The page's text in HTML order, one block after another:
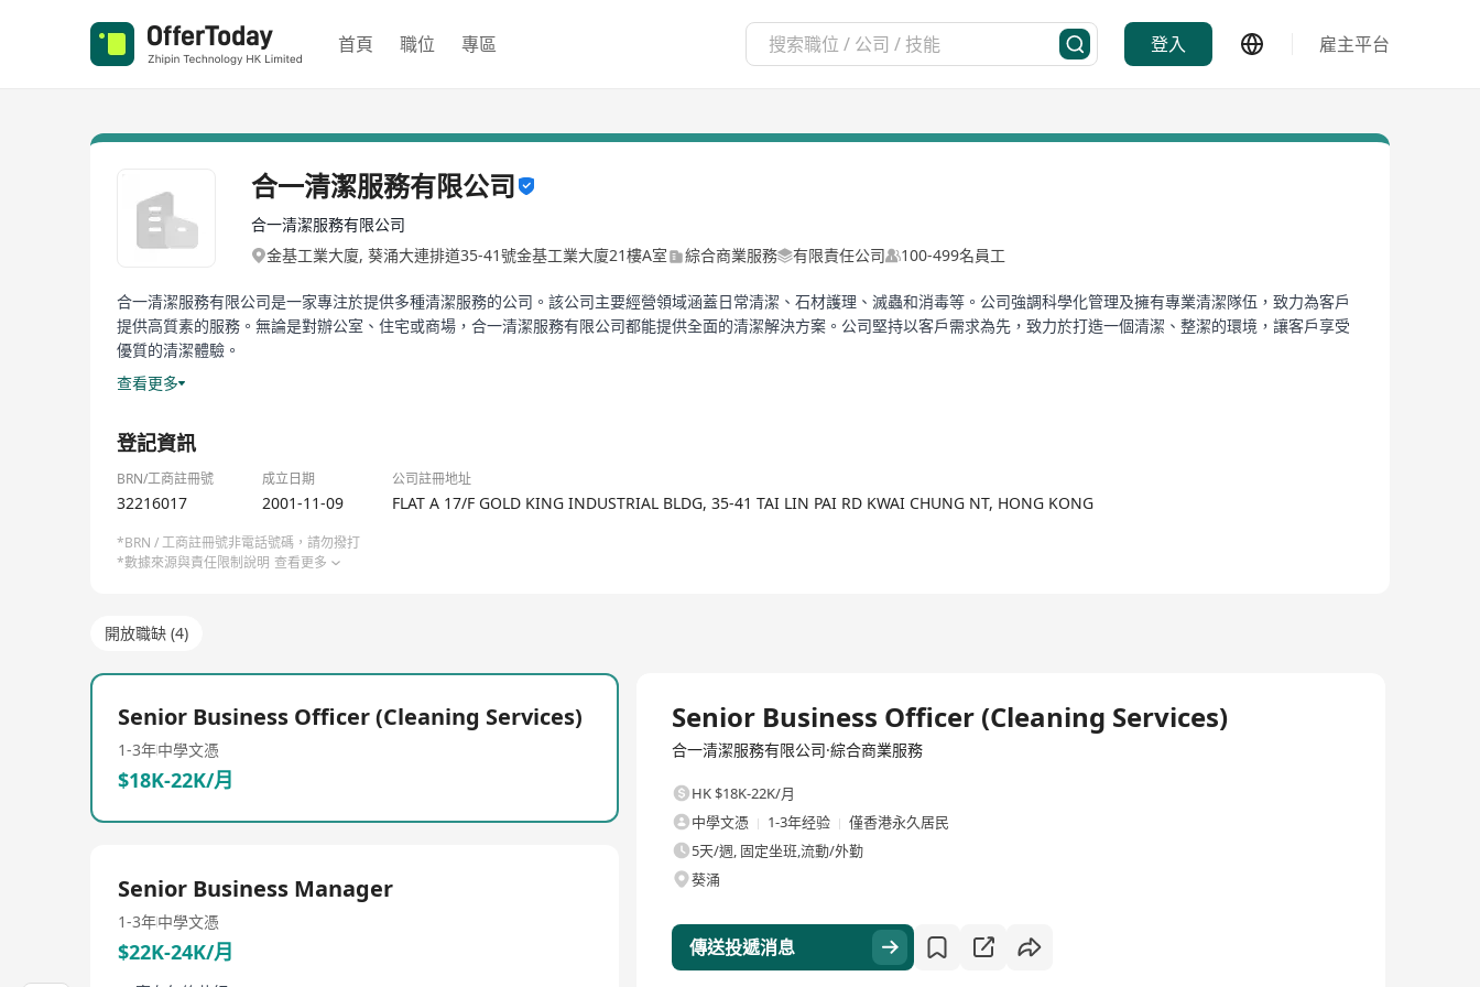
首頁 職位 專區 登入 雇主平台
合一清潔服務有限公司
合一清潔服務有限公司
金基工業大廈, 葵涌大連排道35-41號金基工業大廈21樓A室
綜合商業服務 有限責任公司 100-499名員工
合一清潔服務有限公司是一家專注於提供多種清潔服務的公司。該公司主要經營領域涵蓋日常清潔、石材護理、滅蟲和消毒等。公司強調科學化管理及擁有專業清潔隊伍，致力為客戶
提供高質素的服務。無論是對辦公室、住宅或商場，合一清潔服務有限公司都能提供全面的清潔解決方案。公司堅持以客戶需求為先，致力於打造一個清潔、整潔的環境，讓客戶享受
優質的清潔體驗。
Unity Cleaning Services Co., Ltd is a company dedicated to providing various cleaning services. The main areas of operation cover daily cleaning, stone care, pest
customers. Whether it's offices, residential areas, or shopping malls, Unity Cleaning Services Co., Ltd can provide comprehensive cleaning solutions. The company
adheres to putting customer needs first, striving to create a clean and tidy environment, allowing customers to enjoy premium cleaning experiences.
查看更多
登記資訊
BRN/工商註冊號 成立日期 公司註冊地址
32216017 2001-11-09 FLAT A 17/F GOLD KING INDUSTRIAL BLDG, 35-41 TAI LIN PAI RD KWAI CHUNG NT, HONG KONG
*BRN / 工商註冊號非電話號碼，請勿撥打
*數據來源與責任限制說明 查看更多
開放職缺 (4)
Senior Business Officer (Cleaning Services)
1-3年中學文憑
$18K-22K/月
Senior Business Manager
1-3年中學文憑
$22K-24K/月
Senior Business Officer (Cleaning Services)
合一清潔服務有限公司·綜合商業服務
HK $18K-22K/月
中學文憑
1-3年经验
僅香港永久居民
5天/週, 固定坐班,流動/外勤
葵涌
傳送投遞消息